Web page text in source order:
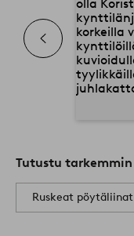
Tutustu tarkemmin
Ruskeat pöytäliinat